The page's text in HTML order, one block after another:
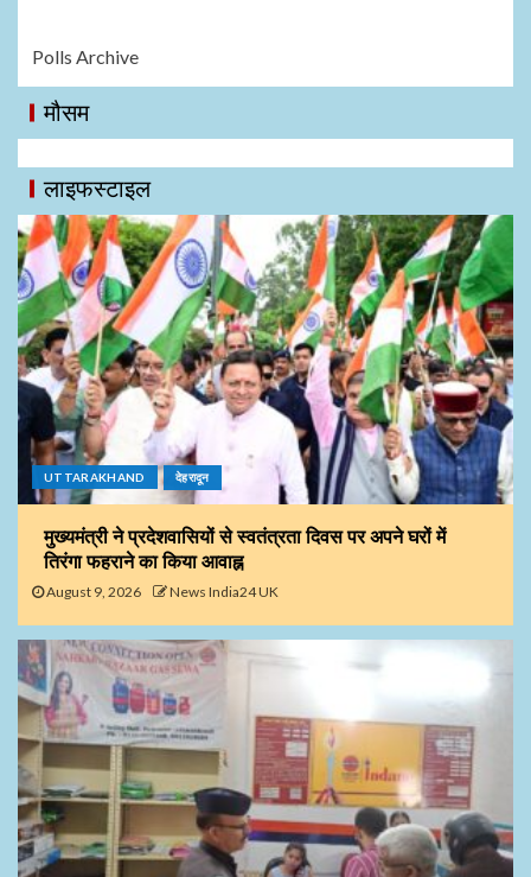
Polls Archive
मौसम
लाइफस्टाइल
UTTARAKHAND देहरादून
मुख्यमंत्री ने प्रदेशवासियों से स्वतंत्रता दिवस पर अपने घरों में
तिरंगा फहराने का किया आवाह्न
August 9, 2026 News India24 UK